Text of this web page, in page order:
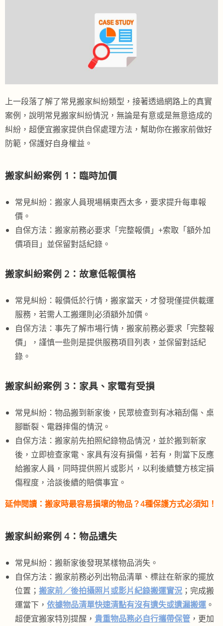
上一段落了解了常見搬家糾紛類型，接著透過網路上的真實
案例，說明常見搬家糾紛情況，無論是有意或是無意造成的
糾紛，超便宜搬家提供自保處理方法，幫助你在搬家前做好
防範，保護好自身權益。
搬家糾紛案例 1：臨時加價
常見糾紛：搬家人員現場稱東西太多，要求提升每車報
價。
自保方法：搬家前務必要求「完整報價」+索取「額外加
價項目」並保留對話紀錄。
搬家糾紛案例 2：故意低報價格
常見糾紛：報價低於行情，搬家當天，才發現僅提供載運
服務，若需人工搬運則必須額外加價。
自保方法：事先了解市場行情，搬家前務必要求「完整報
價」，謹慎一些則是提供服務項目列表，並保留對話紀
錄。
搬家糾紛案例 3：家具、家電有受損
常見糾紛：物品搬到新家後，民眾檢查到有冰箱刮傷、桌
腳斷裂、電器摔傷的情況。
自保方法：搬家前先拍照紀錄物品情況，並於搬到新家
後，立即檢查家電、家具有沒有損傷，若有，則當下反應
給搬家人員，同時提供照片或影片，以利後續雙方核定損
傷程度，洽談後續的賠償事宜。
延伸閱讀： 搬家時最容易損壞的物品？4種保護方式必須知！
搬家糾紛案例 4：物品遺失
常見糾紛：搬新家後發現某樣物品消失。
自保方法：搬家前務必列出物品清單、標註在新家的擺放
位置； 搬家前／後拍攝照片或影片紀錄搬運實況 ；完成搬
運當下， 依據物品清單快速清點有沒有遺失或遺漏搬運。
超便宜搬家特別提醒， 貴重物品務必自行攜帶保管 ，更加